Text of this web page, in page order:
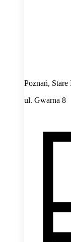
Poznań,
ul. Gwarna 8